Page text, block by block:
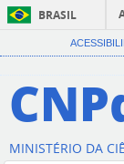
BRASIL
MINISTÉRIO DA